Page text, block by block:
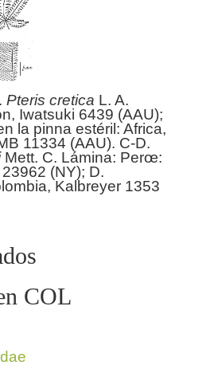
Pteris cretica L. A.
Iwatsuki 6439 (AAU);
la pinna estéril: Africa,
11334 (AAU). C-D.
Mett. C. Lámina: Perœ:
(NY); D.
Kalbreyer 1353
COL